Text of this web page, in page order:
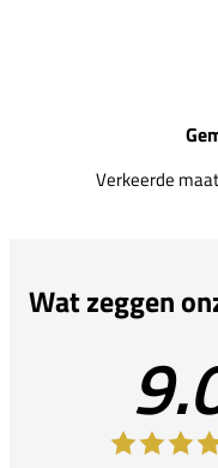
Verkeerde
Wat zeggen